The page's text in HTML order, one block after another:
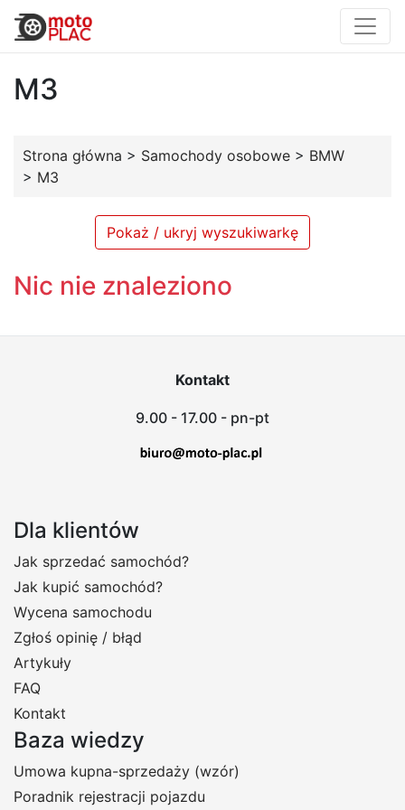
M3
Strona główna > Samochody osobowe > BMW
> M3
Pokaż / ukryj wyszukiwarkę
Nic nie znaleziono
Kontakt
9.00 - 17.00 - pn-pt
Dla klientów
Jak sprzedać samochód?
Jak kupić samochód?
Wycena samochodu
Zgłoś opinię / błąd
Artykuły
FAQ
Kontakt
Baza wiedzy
Umowa kupna-sprzedaży (wzór)
Poradnik rejestracji pojazdu